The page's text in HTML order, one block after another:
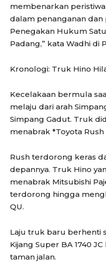
membenarkan
dalam penanganan
Penegakan Hukum
Padang,” kata Wadhi di
Kronologi: Truk Hino
Kecelakaan bermula
melaju dari arah
Simpang Gadut. Truk
menabrak *Toyota Rush
Rush terdorong keras
depannya. Truk Hino
menabrak Mitsubishi
terdorong hingga
QU.
Laju truk baru berhenti
Kijang Super BA 1740
taman jalan.